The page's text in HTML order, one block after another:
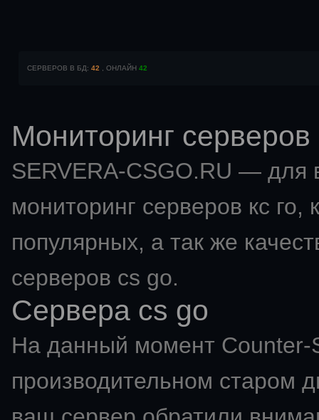
СЕРВЕРОВ В БД: 42 , ОНЛАЙН 42
Мониторинг
SERVERA-CSGO.RU — для
мониторинг серверов кс го,
популярных, а так же
серверов cs go.
Сервера cs go
На данный момент Counter-
производительном старом